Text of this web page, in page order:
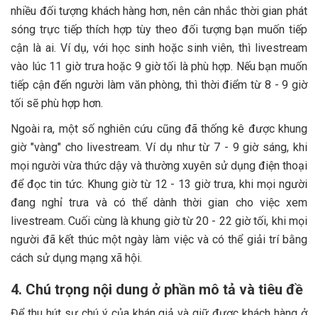
nhiều đối tượng khách hàng hơn, nên cân nhắc thời gian phát
sóng trực tiếp thích hợp tùy theo đối tượng bạn muốn tiếp
cận là ai. Ví dụ, với học sinh hoặc sinh viên, thì livestream
vào lúc 11 giờ trưa hoặc 9 giờ tối là phù hợp. Nếu bạn muốn
tiếp cận đến người làm văn phòng, thì thời điểm từ 8 - 9 giờ
tối sẽ phù hợp hơn.
Ngoài ra, một số nghiên cứu cũng đã thống kê được khung
giờ "vàng" cho livestream. Ví dụ như từ 7 - 9 giờ sáng, khi
mọi người vừa thức dậy và thường xuyên sử dụng điện thoại
để đọc tin tức. Khung giờ từ 12 - 13 giờ trưa, khi mọi người
đang nghỉ trưa và có thể dành thời gian cho việc xem
livestream. Cuối cùng là khung giờ từ 20 - 22 giờ tối, khi mọi
người đã kết thúc một ngày làm việc và có thể giải trí bằng
cách sử dụng mạng xã hội.
4. Chú trọng nội dung ở phần mô tả và tiêu đề